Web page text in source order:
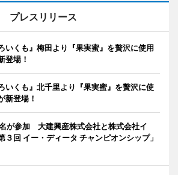
プレスリリース
いくも』梅田より『果実蜜』を贅沢に使用
登場！
いくも』北千里より『果実蜜』を贅沢に使
新登場！
が参加 大建興産株式会社と株式会社イ
３回 イー・ディータ チャンピオンシップ」